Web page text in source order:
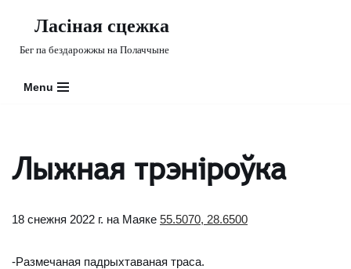
Ласіная сцежка
Бег па бездарожжы на Полаччыне
Menu
Лыжная трэніроўка
18 снежня 2022 г. на Маяке 55.5070, 28.6500
-Размечаная падрыхтаваная траса.